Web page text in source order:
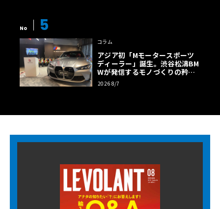
No 5
コラム
アジア初「Mモータースポーツ
ディーラー」誕生。渋谷松濤BM
Wが発信するモノづくりの矜持
【木下隆之コラム】
2026 8/7